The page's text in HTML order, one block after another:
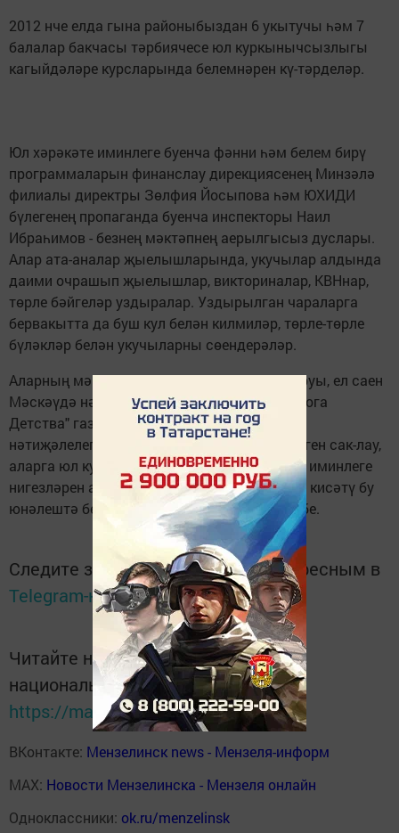
2012 нче елда гына районыбыздан 6 укытучы һәм 7
балалар бакчасы тәрбиячесе юл куркынычсызлыгы
кагыйдәләре курсларында белемнәрен кү-тәрделәр.
Юл хәрәкәте иминлеге буенча фәнни һәм белем бирү
программаларын финанслау дирекциясенең Минзәлә
филиалы директры Зөлфия Йосыпова һәм ЮХИДИ
бүлегенең пропаганда буенча инспекторы Наил
Ибраһимов - безнең мәктәпнең аерылгысыз дуслары.
Алар ата-аналар җыелышларында, укучылар алдында
даими очрашып җыелышлар, викториналар, КВНнар,
төрле бәйгеләр уздыралар. Уздырылган чараларга
бервакытта да буш кул белән килмиләр, төрле-төрле
бүләкләр белән укучыларны сөендерәләр.
Аларның мәктәп белән даими элемтәдә торуы, ел саен
Мәскәүдә нәшер ителә торган «Добрая Дорога
Детства" газетасына яздырулары эшнең
нәтиҗәлелеген күтәрә. Балаларның иминлеген сак-лау,
аларга юл куркынычсызлыгы һәм тормыш иминлеге
нигезләрен аңлату, юл транспорт һәлакәтен кисәтү бу
юнәлештә бердәм эшләү - бүгенге көн таләбе.
Следите за самым важным и интересным в
Telegram-каналеТатмедиа
Читайте новости Татарстана в
национальном мессенджере MАХ:
https://max.ru/tatmedia
ВКонтакте: Мензелинск news - Мензеля-информ
MAX: Новости Мензелинска - Мензеля онлайн
Одноклассники: ok.ru/menzelinsk